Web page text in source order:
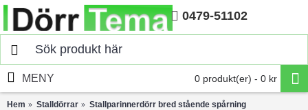
Hem 0479-51102
0 produkt(er) - 0 kr
MENY
Hem Stalldörrar Stallparinnerdörr bred stående spårning